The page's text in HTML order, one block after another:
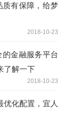
质有保障，给梦
2018-10-23
金融服务平台
了解一下
2018-10-23
优化配置，宜人